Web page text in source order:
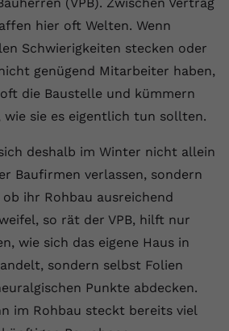
hier oft Welten. Wenn
Schwierigkeiten stecken oder
genügend Mitarbeiter haben,
die Baustelle und kümmern
sie es eigentlich tun sollten.
deshalb im Winter nicht allein
Baufirmen verlassen, sondern
ihr Rohbau ausreichend
so rät der VPB, hilft nur
wie sich das eigene Haus in
sondern selbst Folien
Punkte abdecken.
im Rohbau steckt bereits viel
Unter anderem eine
generierte ID, für die
Speicherung Ihrer
Einstellungen, falls der
Betreiber dies eingestellt
von
und statistische
zur Nutzung der
zu erfassen.
au
Ads
von Google Ads für das
Tracking verwendet, um
der Nutzung auf unserer
Informationen anzeigen
Website externe Inhalte,
Informationen anzubieten.
installiert dieses Cookie, um
Informationen zu sammeln,
es eine eindeutige ID zum
Informationen anzeigen